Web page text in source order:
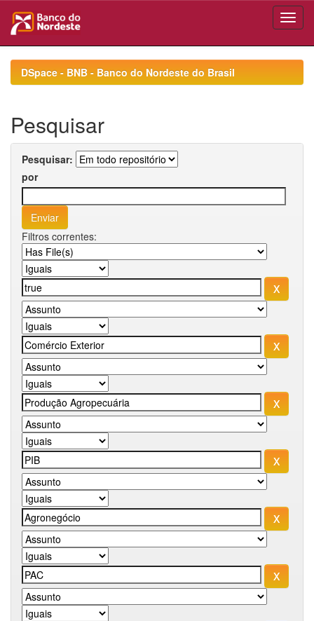
navigationDSpace - BNB - Banco do Nordeste do Brasil
Pesquisar
Pesquisar:
por
Filtros correntes: